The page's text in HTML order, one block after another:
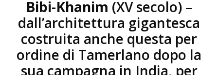
Bibi-Khanim (XV secolo) –
dall’architettura gigantesca
costruita anche questa per
ordine di Tamerlano dopo la
sua campagna in India, per